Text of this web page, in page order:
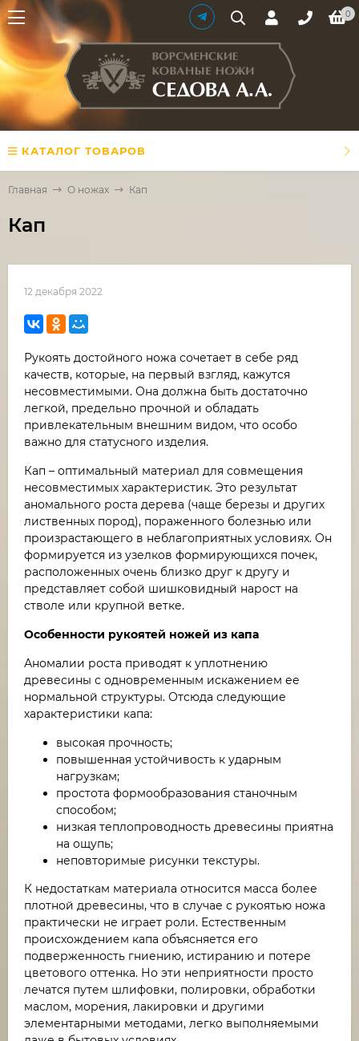
0
КАТАЛОГ ТОВАРОВ
Главная О ножах Кап
Кап
12 декабря 2022
Рукоять достойного ножа сочетает в себе ряд
качеств, которые, на первый взгляд, кажутся
несовместимыми. Она должна быть достаточно
легкой, предельно прочной и обладать
привлекательным внешним видом, что особо
важно для статусного изделия.
Кап – оптимальный материал для совмещения
несовместимых характеристик. Это результат
аномального роста дерева (чаще березы и других
лиственных пород), пораженного болезнью или
произрастающего в неблагоприятных условиях. Он
формируется из узелков формирующихся почек,
расположенных очень близко друг к другу и
представляет собой шишковидный нарост на
стволе или крупной ветке.
Особенности рукоятей ножей из капа
Аномалии роста приводят к уплотнению
древесины с одновременным искажением ее
нормальной структуры. Отсюда следующие
характеристики капа:
высокая прочность;
повышенная устойчивость к ударным
нагрузкам;
простота формообразования станочным
способом;
низкая теплопроводность древесины приятна
на ощупь;
неповторимые рисунки текстуры.
К недостаткам материала относится масса более
плотной древесины, что в случае с рукоятью ножа
практически не играет роли. Естественным
происхождением капа объясняется его
подверженность гниению, истиранию и потере
цветового оттенка. Но эти неприятности просто
лечатся путем шлифовки, полировки, обработки
маслом, морения, лакировки и другими
элементарными методами, легко выполняемыми